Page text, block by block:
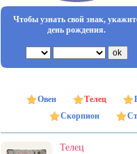
Чтобы узнать свой знак,
день рождения.
Овен Телец
Скорпион
Телец